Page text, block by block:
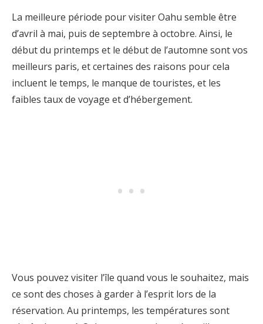
La meilleure période pour visiter Oahu semble être
d’avril à mai, puis de septembre à octobre. Ainsi, le
début du printemps et le début de l’automne sont vos
meilleurs paris, et certaines des raisons pour cela
incluent le temps, le manque de touristes, et les
faibles taux de voyage et d’hébergement.
Vous pouvez visiter l’île quand vous le souhaitez, mais
ce sont des choses à garder à l’esprit lors de la
réservation. Au printemps, les températures sont